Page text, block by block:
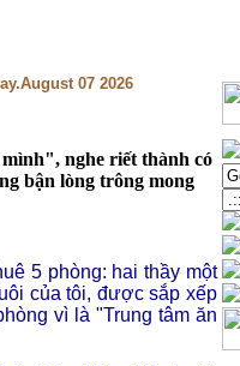
07 2026
nghe riết thành có
bận lòng trông mong
5 phòng: hai thầy một
của tôi, được sắp xếp
vì là "Trung tâm ăn